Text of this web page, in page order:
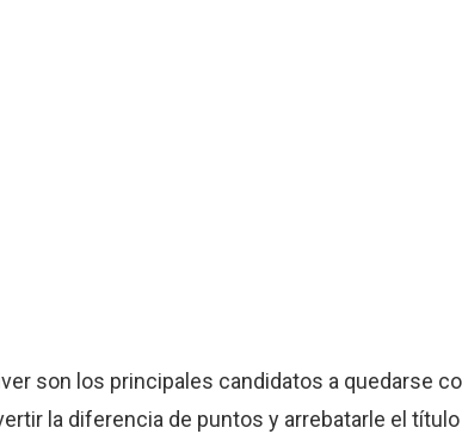
son los principales candidatos a quedarse
la diferencia de puntos y arrebatarle el